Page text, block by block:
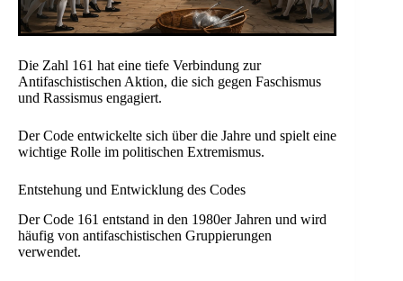
Die Zahl 161 hat eine tiefe Verbindung zur
Antifaschistischen Aktion, die sich gegen Faschismus
und Rassismus engagiert.
Der Code entwickelte sich über die Jahre und spielt eine
wichtige Rolle im politischen Extremismus.
Entstehung und Entwicklung des Codes
Der Code 161 entstand in den 1980er Jahren und wird
häufig von antifaschistischen Gruppierungen
verwendet.